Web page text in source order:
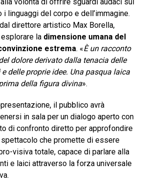
linguaggi del corpo e dell’immagine.
direttore artistico Max Borella,
la dimensione umana del
estrema. «È un racconto
dolore derivato dalla tenacia delle
delle proprie idee. Una pasqua laica
della figura divina».
il pubblico avrà
in sala per un dialogo aperto con
di confronto diretto per approfondire
che promette di essere
visiva totale, capace di parlare alla
e laici attraverso la forza universale